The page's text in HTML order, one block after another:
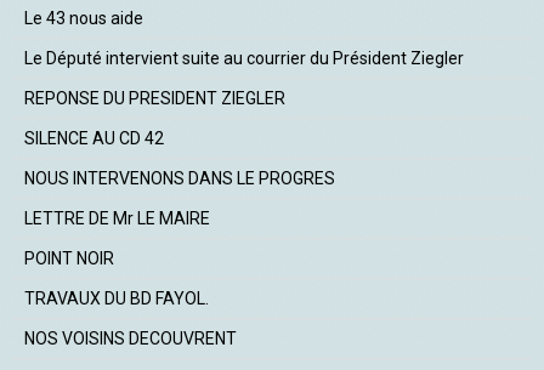
Le 43 nous aide
Le Député intervient suite au courrier du Président Ziegler
REPONSE DU PRESIDENT ZIEGLER
SILENCE AU CD 42
NOUS INTERVENONS DANS LE PROGRES
LETTRE DE Mr LE MAIRE
POINT NOIR
TRAVAUX DU BD FAYOL.
NOS VOISINS DECOUVRENT